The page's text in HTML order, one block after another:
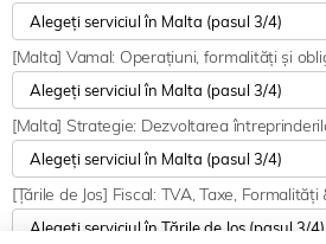
[Malta] Vamal: Operațiuni, formalități și
[Malta] Strategie: Dezvoltarea
[Țările de Jos] Fiscal: TVA, Taxe,